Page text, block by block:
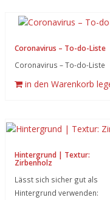
Coronavirus – To-do-Liste
Coronavirus – To-do-Liste
in den Warenkorb
Hintergrund | Textur:
Zirbenholz
Lässt sich sicher gut als
Hintergrund verwenden: